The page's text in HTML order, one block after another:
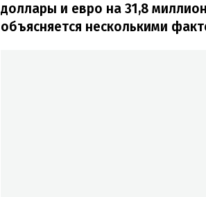
доллары и евро на 31,8
объясняется несколькими